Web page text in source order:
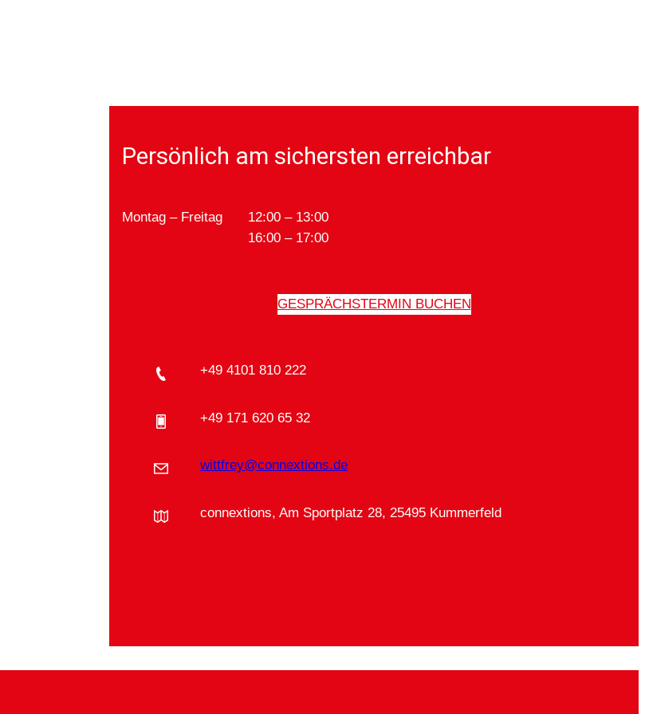
Persönlich am sichersten erreichbar
Montag – Freitag
12:00 – 13:00
16:00 – 17:00
GESPRÄCHSTERMIN BUCHEN
+49 4101 810 222
+49 171 620 65 32
wittfrey@connextions.de
connextions, Am Sportplatz 28, 25495 Kummerfeld